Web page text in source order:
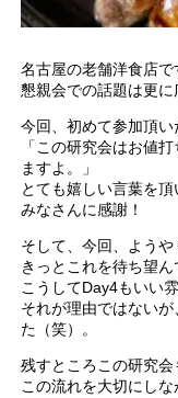
名古屋の老舗洋食店で
懇親会での話題は更に
今回、初めて参加頂い
「この研究会はお値
ますよ。」
とても嬉しい言葉を頂
みなさんに感謝！
そして、今回、ようや
きっとこれを待ち望ん
こうしてDay4もいい
それが理由ではない
た（笑）。
残すところこの研究会
この流れを大切にしな